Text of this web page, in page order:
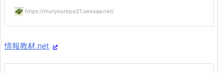
https://muryourepo21.seesaa.net/
情報教材.net